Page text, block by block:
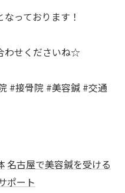
っております！
わせくださいね☆
#接骨院 #美容鍼 #交通
名古屋で美容鍼を受ける
ポート